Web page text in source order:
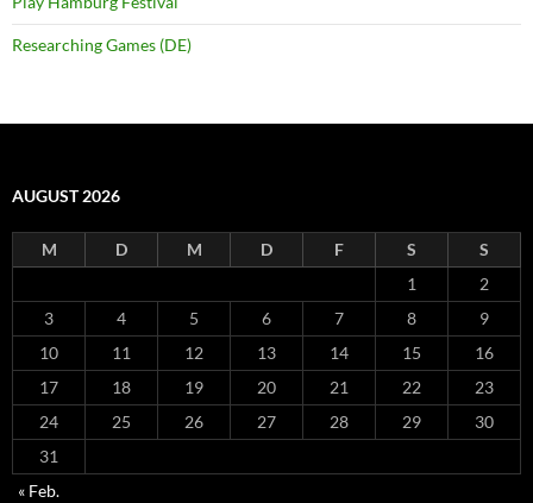
Researching Games (DE)
AUGUST 2026
M D M D F S
S
1
2
3
4 5 6 7 8
9
10
11 12 13 14 15
16
17
18 19 20 21 22
23
24
25 26 27 28 29
30
31
« Feb.